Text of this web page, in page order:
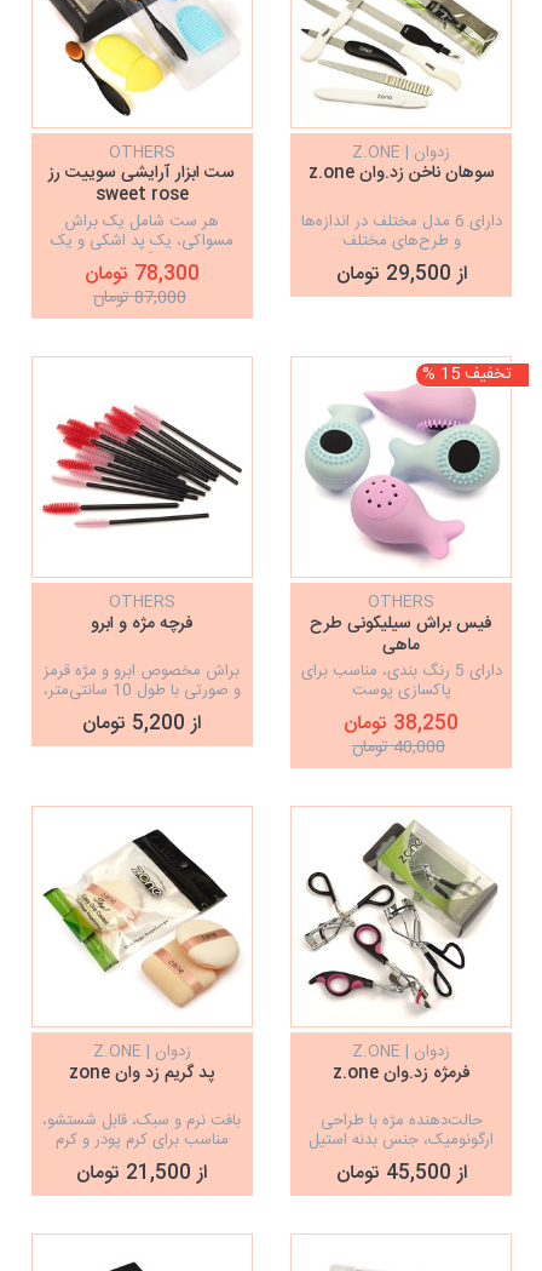
زدوان | Z.ONE
سوهان ناخن زد.وان z.one
دارای 6 مدل مختلف در اندازه‌ها
و طرح‌های مختلف
از 29,500 تومان
OTHERS
ست ابزار آرایشی سوییت رز
sweet rose
هر ست شامل یک براش
مسواکی، یک پد اشکی و یک
پدشور/در رنگ بندی مختلف
78,300 تومان
87,000 تومان
تخفیف 15 %
OTHERS
فیس براش سیلیکونی طرح
ماهی
دارای 5 رنگ بندی، مناسب برای
پاکسازی پوست
38,250 تومان
40,000 تومان
OTHERS
فرچه مژه و ابرو
براش مخصوص ابرو و مژه قرمز
و صورتی با طول 10 سانتی‌متر،
قابل استفاده برای صابون ابرو
از 5,200 تومان
زدوان | Z.ONE
فرمژه زد.وان z.one
حالت‌دهنده مژه با طراحی
ارگونومیک، جنس بدنه استیل
از 45,500 تومان
زدوان | Z.ONE
پد گریم زد وان zone
بافت نرم و سبک، قابل شستشو،
مناسب برای کرم پودر و کرم
موس از 21,500 تومان